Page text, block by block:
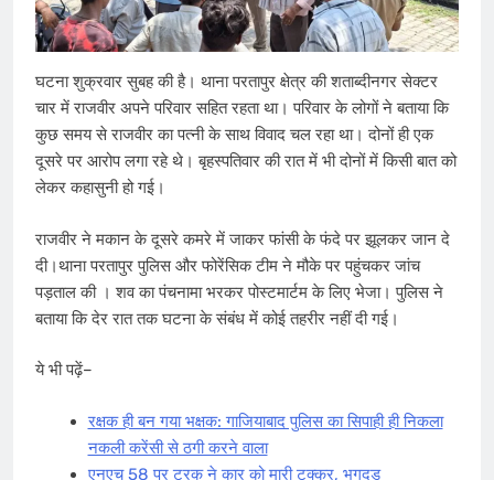
घटना शुक्रवार सुबह की है। थाना परतापुर क्षेत्र की शताब्दीनगर सेक्टर
चार में राजवीर अपने परिवार सहित रहता था। परिवार के लोगों ने बताया कि
कुछ समय से राजवीर का पत्नी के सा​थ विवाद चल रहा था। दोनों ही एक
दूसरे पर आरोप लगा रहे थे। बृहस्पतिवार की रात में भी दोनों में किसी बात को
लेकर कहासुनी हो गई।
राजवीर ने मकान के दूसरे कमरे में जाकर फांसी के फंदे पर झूलकर जान दे
दी।थाना परतापुर पुलिस और फोरेंसिक टीम ने मौके पर पहुंचकर जांच
पड़ताल की । शव का पंचनामा भरकर पोस्टमार्टम के लिए भेजा। पुलिस ने
बताया कि देर रात तक घटना के संबंध में कोई तहरीर नहीं दी गई।
ये भी पढ़ें–
रक्षक ही बन गया भक्षक: गाजियाबाद पुलिस का सिपाही ही निकला
नकली करेंसी से ठगी करने वाला
एनएच 58 पर ट्रक ने कार को मारी टक्कर, भगदड़